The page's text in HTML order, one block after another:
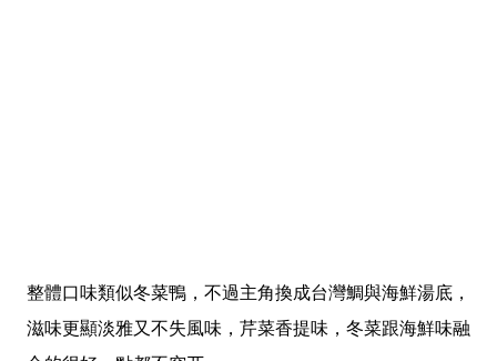
整體口味類似冬菜鴨，不過主角換成台灣鯛與海鮮湯底，
滋味更顯淡雅又不失風味，芹菜香提味，冬菜跟海鮮味融